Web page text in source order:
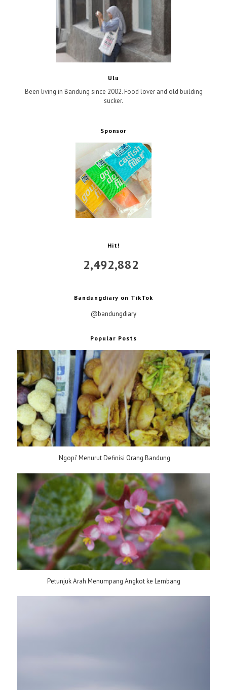
Ulu
Been living in Bandung since 2002. Food lover and old building
sucker.
Sponsor
Hit!
2,492,882
Bandungdiary on TikTok
@bandungdiary
Popular Posts
'Ngopi' Menurut Definisi Orang Bandung
Petunjuk Arah Menumpang Angkot ke Lembang